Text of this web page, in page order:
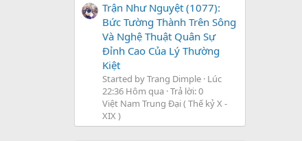
Trận Như Nguyệt (1077):
Bức Tường Thành Trên Sông
Và Nghệ Thuật Quân Sự
Đỉnh Cao Của Lý Thường
Kiệt
Started by Trang Dimple Lúc
22:36 Hôm qua Trả lời: 0
Việt Nam Trung Đại ( Thế kỷ X -
XIX )